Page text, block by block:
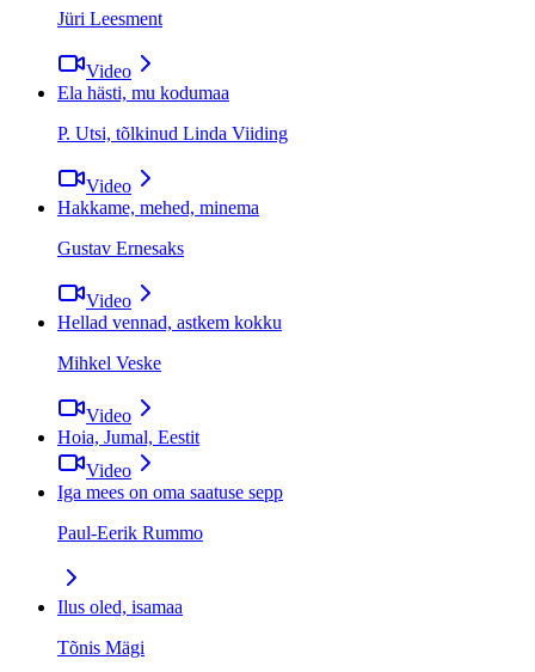
Jüri Leesment
Video
Ela hästi, mu kodumaa
P. Utsi, tõlkinud Linda Viiding
Video
Hakkame, mehed, minema
Gustav Ernesaks
Video
Hellad vennad, astkem kokku
Mihkel Veske
Video
Hoia, Jumal, Eestit
Video
Iga mees on oma saatuse sepp
Paul-Eerik Rummo
Ilus oled, isamaa
Tõnis Mägi